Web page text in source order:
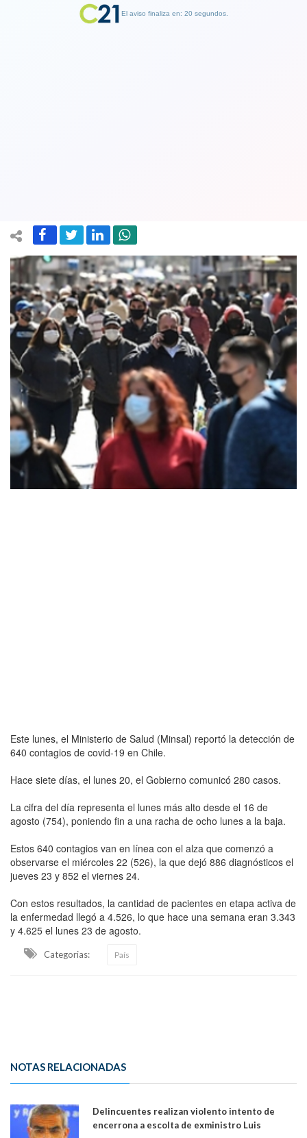
Este lunes, el Ministerio de Salud (Minsal) reportó la detección de
640 contagios de covid-19 en Chile.
Hace siete días, el lunes 20, el Gobierno comunicó 280 casos.
La cifra del día representa el lunes más alto desde el 16 de
agosto (754), poniendo fin a una racha de ocho lunes a la baja.
Estos 640 contagios van en línea con el alza que comenzó a
observarse el miércoles 22 (526), la que dejó 886 diagnósticos el
jueves 23 y 852 el viernes 24.
Con estos resultados, la cantidad de pacientes en etapa activa de
la enfermedad llegó a 4.526, lo que hace una semana eran 3.343
y 4.625 el lunes 23 de agosto.
Categorias: País
NOTAS RELACIONADAS
Delincuentes realizan violento intento de
encerrona a escolta de exministro Luis
El aviso finaliza en: 19 segundos.